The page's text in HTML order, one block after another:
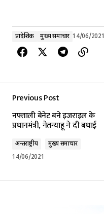
प्रादेशिक मुख्य समाचार 14/06/2021
Previous Post
नफ्ताली बेनेट बने इजराइल के
प्रधानमंत्री, नेतन्याहू ने दी बधाई
अन्तर्राष्ट्रीय
मुख्य समाचार
14/06/2021